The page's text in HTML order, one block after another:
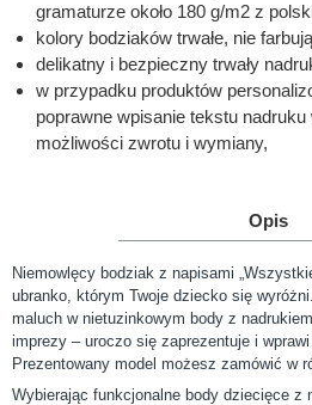
gramaturze około 180 g/m2 z
kolory bodziaków trwałe, nie
delikatny i bezpieczny trwały
w przypadku produktów
poprawne wpisanie tekstu
możliwości zwrotu i wymiany,
Opis
Niemowlęcy bodziak z napisami
ubranko, którym Twoje dziecko się
maluch w nietuzinkowym body z
imprezy – uroczo się zaprezentuje i
Prezentowany model możesz zamówić w
Wybierając funkcjonalne body dziecięce z